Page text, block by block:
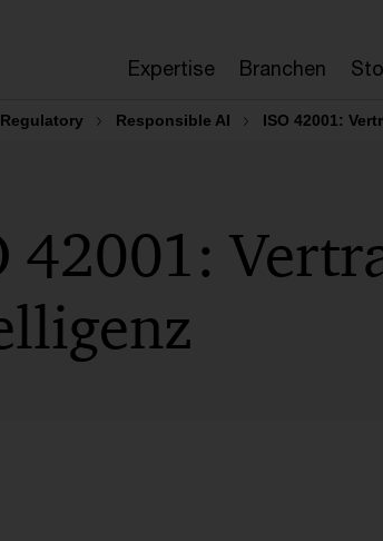
Expertise Branchen
Responsible AI ISO 42001:
42001: